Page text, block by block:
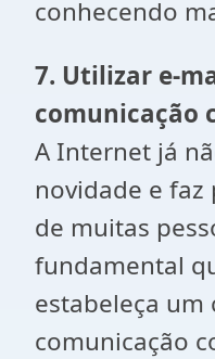
conhecendo
7. Utilizar e-
comunicação
A Internet já
novidade e
de muitas
fundamental
estabeleça um
comunicação